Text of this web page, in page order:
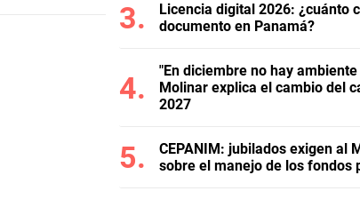
Licencia digital 2026: ¿cuánto
documento en Panamá?
"En diciembre no hay
Molinar explica el cambio del
2027
CEPANIM: jubilados exigen al
sobre el manejo de los fondos